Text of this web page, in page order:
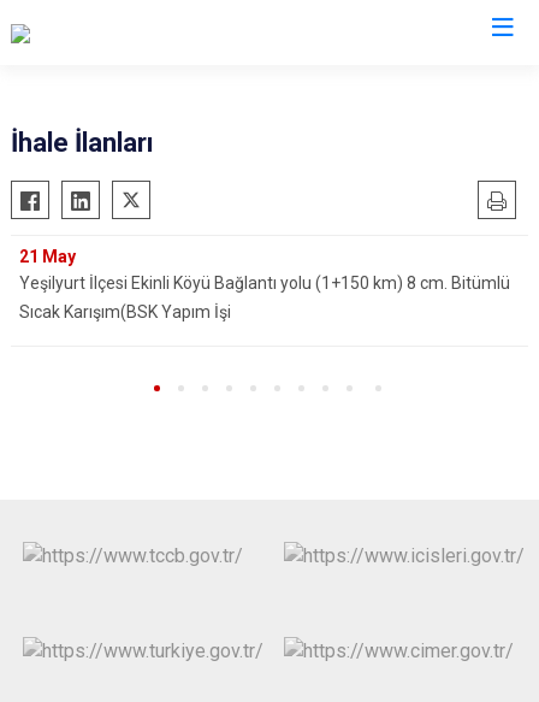
Almus
Artova
Başçiftlik
Erbaa
İhale İlanları
21 May
Yeşilyurt İlçesi Ekinli Köyü Bağlantı yolu (1+150 km) 8 cm. Bitümlü
Sıcak Karışım(BSK Yapım İşi